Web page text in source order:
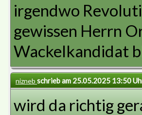
irgendwo
gewissen Herrn
Wackelkandidat
nizneb schrieb am 25.05.2025 13:50
wird da richtig